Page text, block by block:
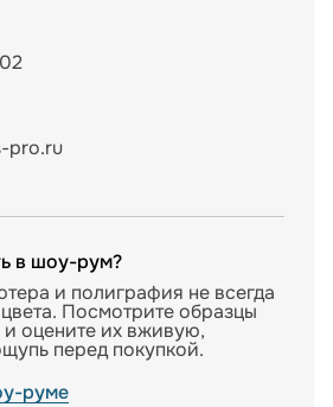
pro.ru
в шоу-рум?
и полиграфия не всегда
Посмотрите образцы
оцените их вживую,
перед покупкой.
руме